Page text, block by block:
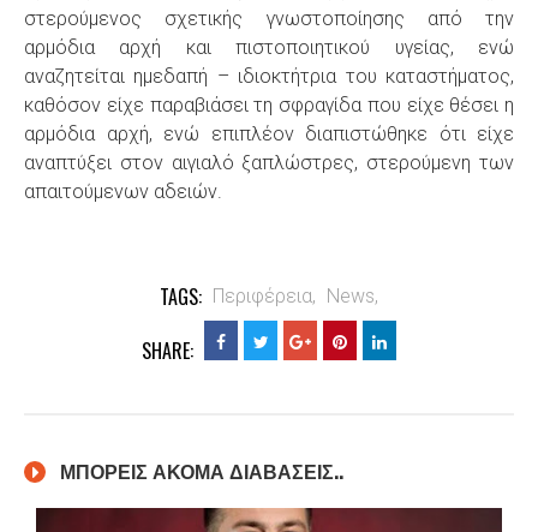
στερούμενος σχετικής γνωστοποίησης από την
αρμόδια αρχή και πιστοποιητικού υγείας, ενώ
αναζητείται ημεδαπή – ιδιοκτήτρια του καταστήματος,
καθόσον είχε παραβιάσει τη σφραγίδα που είχε θέσει η
αρμόδια αρχή, ενώ επιπλέον διαπιστώθηκε ότι είχε
αναπτύξει στον αιγιαλό ξαπλώστρες, στερούμενη των
απαιτούμενων αδειών.
TAGS: Περιφέρεια, News,
SHARE:
ΜΠΟΡΕΙΣ ΑΚΟΜΑ ΔΙΑΒΑΣΕΙΣ..